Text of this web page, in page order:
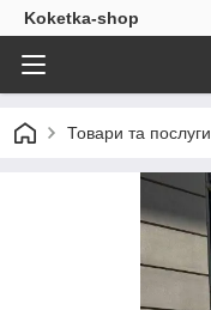
Koketka-shop
Товари та послуги